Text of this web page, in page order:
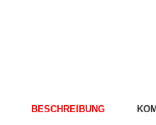
BESCHREIBUNG